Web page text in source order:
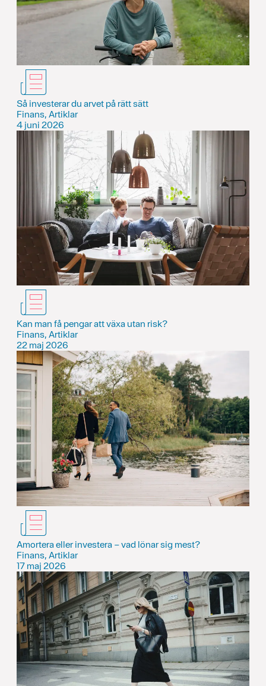
Så investerar du arvet på rätt sätt
Finans, Artiklar
4 juni 2026
Kan man få pengar att växa utan risk?
Finans, Artiklar
22 maj 2026
Amortera eller investera – vad lönar sig mest?
Finans, Artiklar
17 maj 2026